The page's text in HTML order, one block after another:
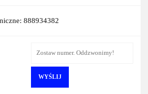
888934382
WYŚLIJ